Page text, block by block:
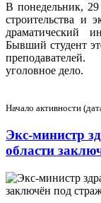
В понедельник, 29
строительства и
драматический
Бывший студент
уголовное дело.
Начало активности
Экс-министр
области